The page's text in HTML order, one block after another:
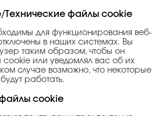
Технические файлы cookie
для функционирования веб-
в наших системах. Вы
таким образом, чтобы он
или уведомлял вас об их
случае возможно, что некоторые
работать.
cookie